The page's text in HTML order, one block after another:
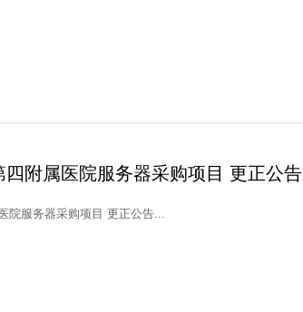
四附属医院服务器采购项目 更正公告
院服务器采购项目 更正公告...